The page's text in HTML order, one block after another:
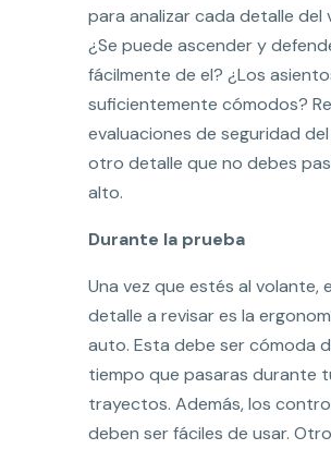
para analizar cada detalle del
¿Se puede ascender y
fácilmente de el? ¿Los
suficientemente cómodos?
evaluaciones de seguridad
otro detalle que no debes
alto.
Durante la prueba
Una vez que estés al volante,
detalle a revisar es la
auto. Esta debe ser cómoda
tiempo que pasaras durante
trayectos. Además, los
deben ser fáciles de usar.